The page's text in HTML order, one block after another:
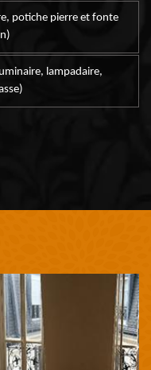
potiche pierre et fonte
lampadaire,